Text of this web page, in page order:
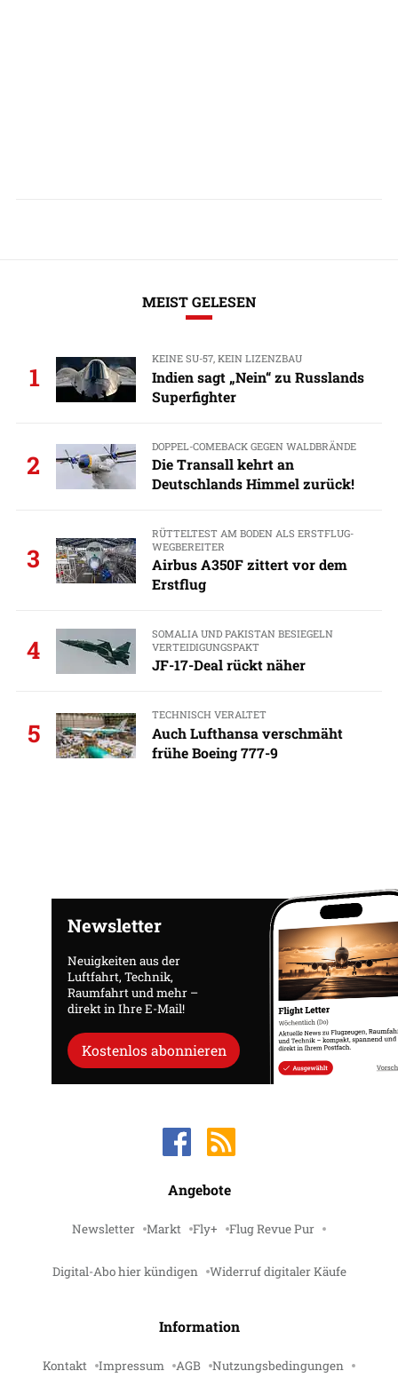
MEIST GELESEN
1
KEINE SU-57, KEIN LIZENZBAU
Indien sagt „Nein“ zu Russlands
Superfighter
2
DOPPEL-COMEBACK GEGEN WALDBRÄNDE
Die Transall kehrt an
Deutschlands Himmel zurück!
3
RÜTTELTEST AM BODEN ALS ERSTFLUG-
WEGBEREITER
Airbus A350F zittert vor dem
Erstflug
4
SOMALIA UND PAKISTAN BESIEGELN
VERTEIDIGUNGSPAKT
JF-17-Deal rückt näher
5
TECHNISCH VERALTET
Auch Lufthansa verschmäht
frühe Boeing 777-9
Newsletter
Neuigkeiten aus der
Luftfahrt, Technik,
Raumfahrt und mehr –
direkt in Ihre E-Mail!
Kostenlos abonnieren
Angebote
Newsletter Markt Fly+ Flug Revue Pur
Digital-Abo hier kündigen Widerruf digitaler Käufe
Information
Kontakt Impressum AGB Nutzungsbedingungen